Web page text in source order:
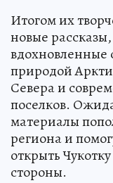
Итогом их
новые
вдохновленные
природой
Севера и
поселков.
материалы
региона и
открыть
стороны.